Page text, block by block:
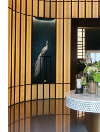
關於Yilan
個人著作
活動實況記錄
媒體報導一覽
合作與代言
訂閱電子報